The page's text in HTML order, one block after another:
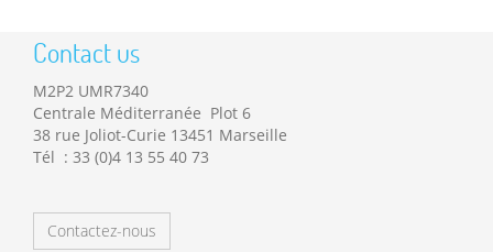
Contact us
M2P2 UMR7340
Centrale Méditerranée Plot 6
38 rue Joliot-Curie 13451 Marseille
Tél : 33 (0)4 13 55 40 73
Contactez-nous